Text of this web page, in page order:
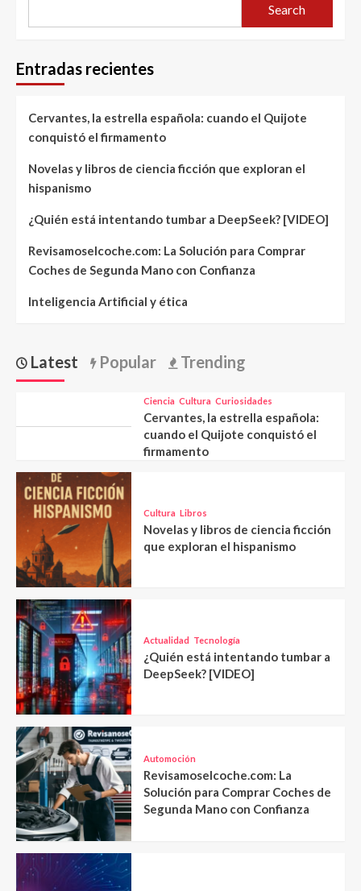
Search
Entradas recientes
Cervantes, la estrella española: cuando el Quijote
conquistó el firmamento
Novelas y libros de ciencia ficción que exploran el
hispanismo
¿Quién está intentando tumbar a DeepSeek? [VIDEO]
Revisamoselcoche.com: La Solución para Comprar
Coches de Segunda Mano con Confianza
Inteligencia Artificial y ética
Latest Popular Trending
Ciencia Cultura Curiosidades
Cervantes, la estrella española:
cuando el Quijote conquistó el
firmamento
Cultura Libros
Novelas y libros de ciencia ficción
que exploran el hispanismo
Actualidad Tecnología
¿Quién está intentando tumbar a
DeepSeek? [VIDEO]
Automoción
Revisamoselcoche.com: La
Solución para Comprar Coches de
Segunda Mano con Confianza